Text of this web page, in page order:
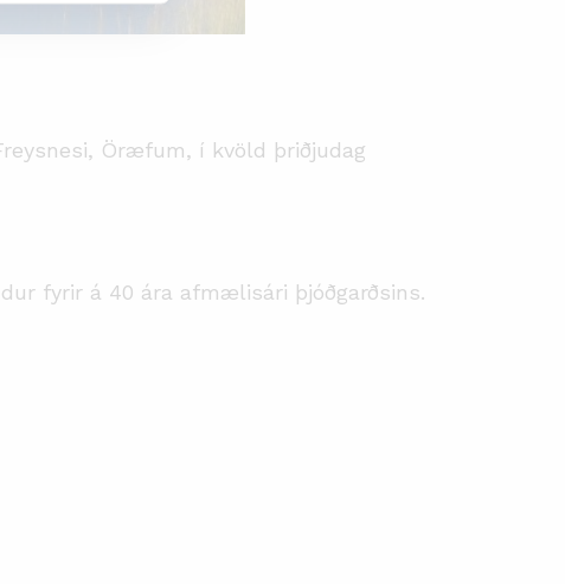
Öræfum, í kvöld þriðjudag
fyrir á 40 ára afmælisári þjóðgarðsins.